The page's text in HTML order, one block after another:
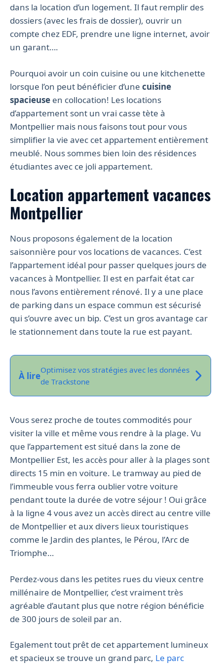
dans la location d’un logement. Il faut remplir des
dossiers (avec les frais de dossier), ouvrir un
compte chez EDF, prendre une ligne internet, avoir
un garant….
Pourquoi avoir un coin cuisine ou une kitchenette
lorsque l’on peut bénéficier d’une cuisine
spacieuse en collocation! Les locations
d’appartement sont un vrai casse tète à
Montpellier mais nous faisons tout pour vous
simplifier la vie avec cet appartement entièrement
meublé. Nous sommes bien loin des résidences
étudiantes avec ce joli appartement.
Location appartement vacances
Montpellier
Nous proposons également de la location
saisonnière pour vos locations de vacances. C’est
l’appartement idéal pour passer quelques jours de
vacances à Montpellier. Il est en parfait état car
nous l’avons entièrement rénové. Il y a une place
de parking dans un espace commun est sécurisé
qui s’ouvre avec un bip. C’est un gros avantage car
le stationnement dans toute la rue est payant.
À lire
Optimisez vos stratégies avec les données
de Trackstone
Vous serez proche de toutes commodités pour
visiter la ville et même vous rendre à la plage. Vu
que l’appartement est situé dans la zone de
Montpellier Est, les accès pour aller à la plages sont
directs 15 min en voiture. Le tramway au pied de
l’immeuble vous ferra oublier votre voiture
pendant toute la durée de votre séjour ! Oui grâce
à la ligne 4 vous avez un accès direct au centre ville
de Montpellier et aux divers lieux touristiques
comme le Jardin des plantes, le Pérou, l’Arc de
Triomphe…
Perdez-vous dans les petites rues du vieux centre
millénaire de Montpellier, c’est vraiment très
agréable d’autant plus que notre région bénéficie
de 300 jours de soleil par an.
Egalement tout prêt de cet appartement lumineux
et spacieux se trouve un grand parc, Le parc